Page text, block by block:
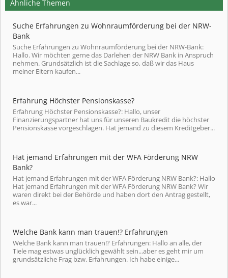
Ähnliche Themen
Suche Erfahrungen zu Wohnraumförderung bei der NRW-
Bank
Suche Erfahrungen zu Wohnraumförderung bei der NRW-Bank:
Hallo. Wir möchten gerne das Darlehen der NRW Bank in Anspruch
nehmen. Grundsätzlich ist die Sachlage so, daß wir das Haus
meiner Eltern kaufen...
Erfahrung Höchster Pensionskasse?
Erfahrung Höchster Pensionskasse?: Hallo, unser
Finanzierungspartner hat uns für unseren Baukredit die höchster
Pensionskasse vorgeschlagen. Hat jemand zu diesem Kreditgeber...
Hat jemand Erfahrungen mit der WFA Förderung NRW
Bank?
Hat jemand Erfahrungen mit der WFA Förderung NRW Bank?: Hallo
Hat jemand Erfahrungen mit der WFA Förderung NRW Bank? Wir
waren direkt bei der Behörde und haben dort den Antrag gestellt,
es war...
Welche Bank kann man trauen!? Erfahrungen
Welche Bank kann man trauen!? Erfahrungen: Hallo an alle, der
Tiele mag estwas unglücklich gewählt sein...aber es geht mir um
grundsätzliche Frag bzw. Erfahrungen. Ich habe einige...